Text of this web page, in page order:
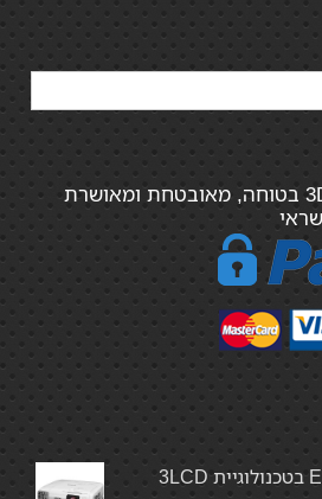
הקנייה באתר 3Dstore בטוחה, מאובטחת ומאושרת